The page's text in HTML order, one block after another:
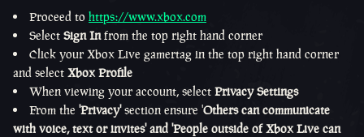
Proceed to https://www.xbox.com
Select Sign Infrom the top right hand corner
Click your Xbox Live gamertag in the top right hand corner
and select Xbox Profile
When viewing your account, select Privacy Settings
From the 'Privacy'section ensure 'Others can communicate
with voice, text or invites' and 'People outside of Xbox Live can